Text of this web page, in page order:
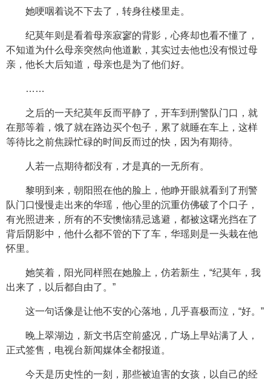
她哽咽着说不下去了，转身往楼里走。
纪莫年则是看着母亲寂寥的背影，心疼却也看不懂了，
不知道为什么母亲突然向他道歉，其实过去他也没有恨过母
亲，他长大后知道，母亲也是为了他们好。
……
之后的一天纪莫年反而平静了，开车到刑警队门口，就
在那等着，饿了就在路边买个包子，累了就睡在车上，这样
等待比之前焦躁忙碌的时间反而过的快，因为有期待。
人若一点期待都没有，才是真的一无所有。
黎明到来，朝阳照在他的脸上，他睁开眼就看到了刑警
队门口慢慢走出来的华瑶，他心里的沉重仿佛破了个口子，
有光照进来，所有的不安懊恼猜忌逃避，都被这曙光挡在了
背后阴影中，他什么都不管的下了车，华瑶则是一头栽在他
怀里。
她笑着，阳光同样照在她脸上，仿若新生，“纪莫年，我
出来了，以后都自由了。”
这一句话像是让他不安的心落地，几乎喜极而泣，“好。”
晚上翠湖边，新文书店空前盛况，广场上早站满了人，
正式签售，电视台新闻媒体全都报道。
今天是历史性的一刻，那些被迫害的女孩，以自己的经